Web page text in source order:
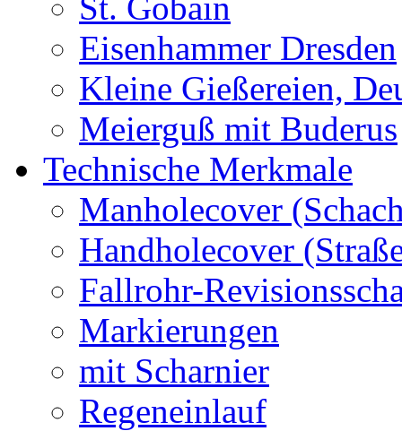
Eisenhammer Dresden
Kleine Gießereien,
Meierguß mit Buderus
Technische Merkmale
Manholecover
Handholecover
Fallrohr-
Markierungen
mit Scharnier
Regeneinlauf